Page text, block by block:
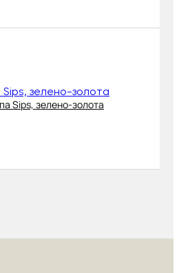
Sips, зелено-золота